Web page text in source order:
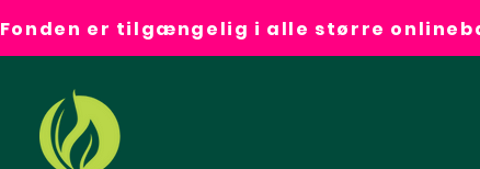
Fonden er tilgængelig i alle større